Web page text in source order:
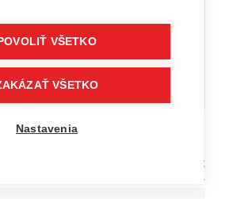
výlez FWP
Strešné okná FAKRO, VELUX
POVOLIŤ VŠETKO
VŠETKO
Nastavenia